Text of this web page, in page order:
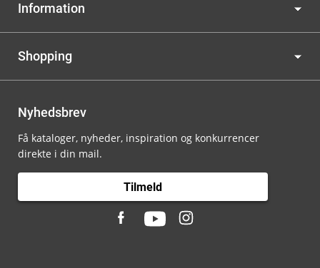
Information
Shopping
Nyhedsbrev
Få kataloger, nyheder, inspiration og konkurrencer
direkte i din mail.
Tilmeld